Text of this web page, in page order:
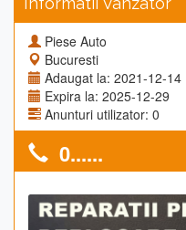
Piese Auto
Bucuresti
Adaugat la: 2021-12-14
Expira la: 2025-12-29
Anunturi utilizator: 0
0......